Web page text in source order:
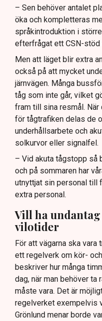
– Sen behöver antalet
öka och kompletteras
språkintroduktion i
efterfrågat ett CSN-stöd
Men att läget blir extra
också på att mycket
järnvägen. Många
tåg som inte går, vilket
fram till sina resmål.
för tågtrafiken delas de
underhållsarbete och
solkurvor eller signalfel.
– Vid akuta tågstopp så
och på sommaren har
utnyttjat sin personal till
extra personal.
Vill ha
vilotider
För att vägarna ska vara
ett regelverk om kör-
beskriver hur många
dag, när man behöver ta
måste vara. Det är
regelverket exempelvis
Grönlund menar borde